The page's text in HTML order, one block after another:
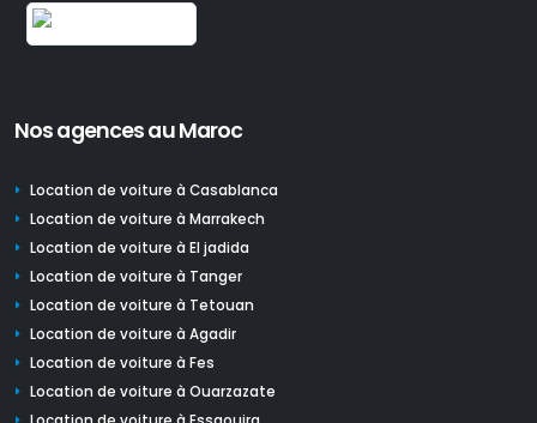
Nos agences au Maroc
Location de voiture à Casablanca
Location de voiture à Marrakech
Location de voiture à El jadida
Location de voiture à Tanger
Location de voiture à Tetouan
Location de voiture à Agadir
Location de voiture à Fes
Location de voiture à Ouarzazate